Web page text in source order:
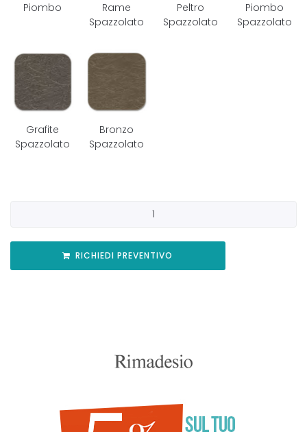
Piombo
Rame
Spazzolato
Peltro
Spazzolato
Piombo
Spazzolato
Grafite
Spazzolato
Bronzo
Spazzolato
RICHIEDI PREVENTIVO